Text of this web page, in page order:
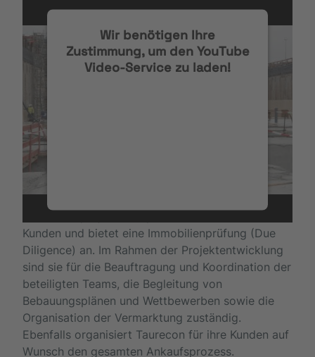
Wir benötigen Ihre
Zustimmung, um den YouTube
Video-Service zu laden!
Video anzusehen.
Mehr Informationen
Akzeptieren
Über Taurecon Real Estate Consulting
Taurecon Real Estate Consulting
Kunden und bietet eine Immobilienprüfung (Due
Diligence) an. Im Rahmen der Projektentwicklung
sind sie für die Beauftragung und Koordination der
beteiligten Teams, die Begleitung von
Bebauungsplänen und Wettbewerben sowie die
Organisation der Vermarktung zuständig.
Ebenfalls organisiert Taurecon für ihre Kunden auf
Wunsch den gesamten Ankaufsprozess.